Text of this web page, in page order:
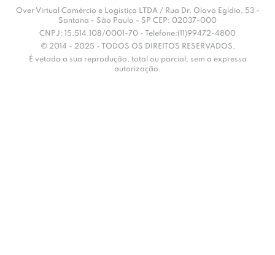
Over Virtual Comércio e Logística LTDA / Rua Dr. Olavo Egídio, 53 -
Santana - São Paulo - SP CEP: 02037-000
CNPJ: 15.514.108/0001-70 - Telefone:(11)99472-4800
© 2014 - 2025 - TODOS OS DIREITOS RESERVADOS.
É vetada a sua reprodução, total ou parcial, sem a expressa
autorização.